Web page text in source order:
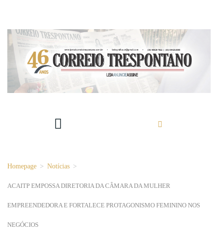
Homepage > Notícias >
ACAITP EMPOSSA DIRETORIA DA CÂMARA DA MULHER
EMPREENDEDORA E FORTALECE PROTAGONISMO FEMININO NOS
NEGÓCIOS